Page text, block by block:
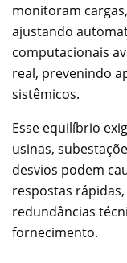
monitoram
ajustando
computacionais
real, prevenindo
sistêmicos.
Esse equilíbrio
usinas,
desvios podem
respostas
redundâncias
fornecimento.